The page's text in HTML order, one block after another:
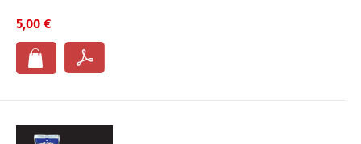
5,00 €